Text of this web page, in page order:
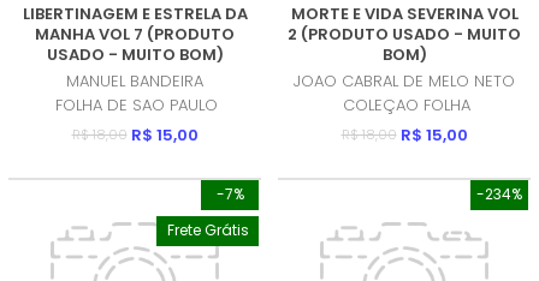
LIBERTINAGEM E ESTRELA DA
MANHA VOL 7 (PRODUTO
USADO - MUITO BOM)
MANUEL BANDEIRA
FOLHA DE SAO PAULO
R$ 18,00 R$ 15,00
MORTE E VIDA SEVERINA VOL
2 (PRODUTO USADO - MUITO
BOM)
JOAO CABRAL DE MELO NETO
COLEÇAO FOLHA
R$ 18,00 R$ 15,00
-7%
Frete Grátis
-234%